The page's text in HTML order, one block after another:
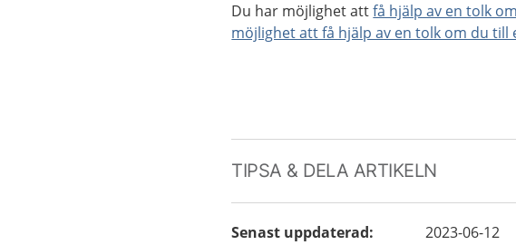
Du har möjlighet attfå hjälp av en tolk
möjlighet att få hjälp av en tolk om du
TIPSA & DELA ARTIKELN
Senast uppdaterad: 2023-06-12